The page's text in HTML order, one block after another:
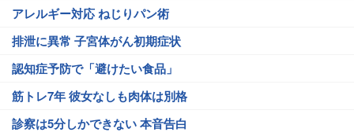
アレルギー対応 ねじりパン術
排泄に異常 子宮体がん初期症状
認知症予防で「避けたい食品」
筋トレ7年 彼女なしも肉体は別格
診察は5分しかできない 本音告白